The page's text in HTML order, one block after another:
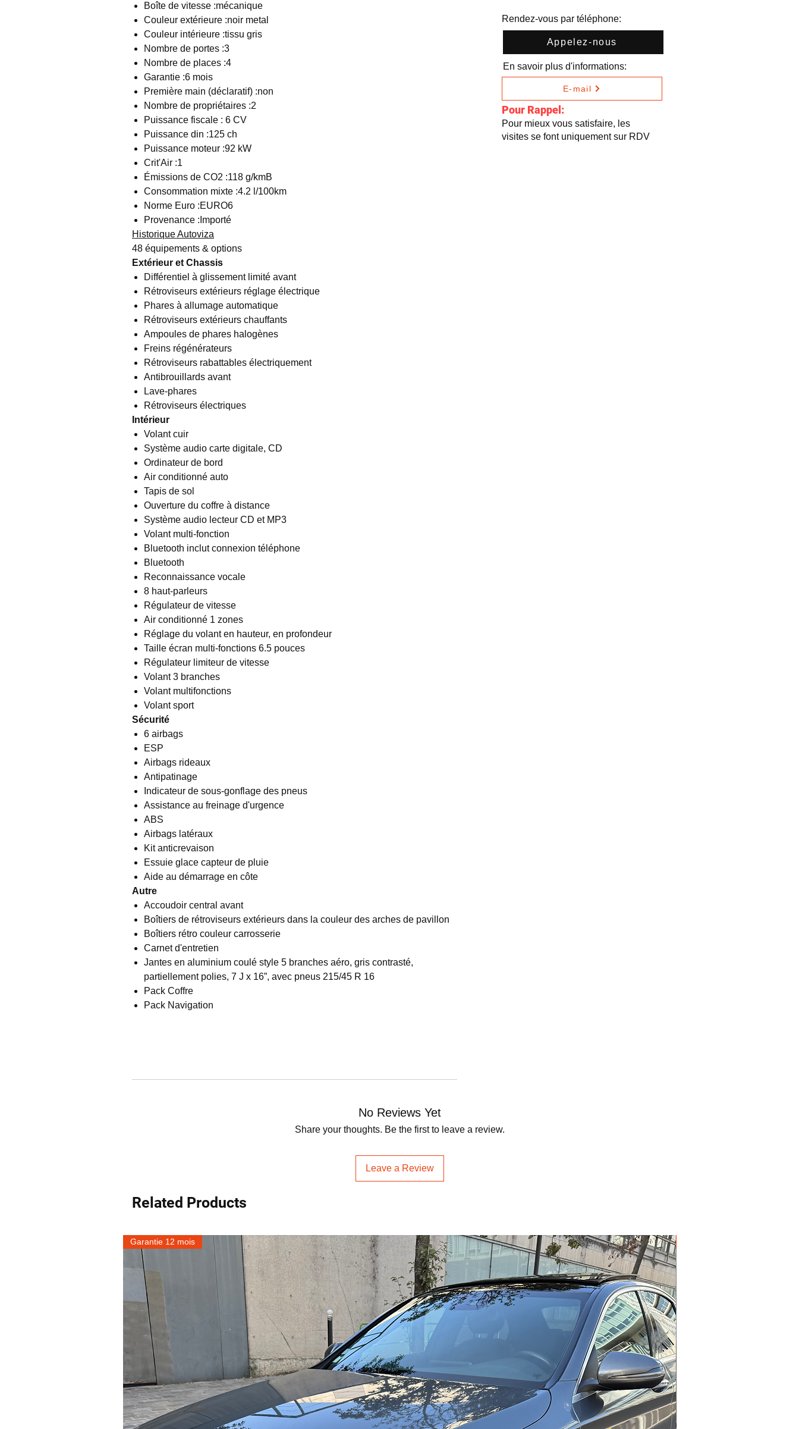
Boîte de vitesse :mécanique
Couleur extérieure :noir metal
Couleur intérieure :tissu gris
Nombre de portes :3
Nombre de places :4
Garantie :6 mois
Première main (déclaratif) :non
Nombre de propriétaires :2
Puissance fiscale : 6 CV
Puissance din :125 ch
Puissance moteur :92 kW
Crit'Air :1
Émissions de CO2 :118 g/kmB
Consommation mixte :4.2 l/100km
Norme Euro :EURO6
Provenance :Importé
Historique Autoviza
48 équipements & options
Extérieur et Chassis
Différentiel à glissement limité avant
Rétroviseurs extérieurs réglage électrique
Phares à allumage automatique
Rétroviseurs extérieurs chauffants
Ampoules de phares halogènes
Freins régénérateurs
Rétroviseurs rabattables électriquement
Antibrouillards avant
Lave-phares
Rétroviseurs électriques
Intérieur
Volant cuir
Système audio carte digitale, CD
Ordinateur de bord
Air conditionné auto
Tapis de sol
Ouverture du coffre à distance
Système audio lecteur CD et MP3
Volant multi-fonction
Bluetooth inclut connexion téléphone
Bluetooth
Reconnaissance vocale
8 haut-parleurs
Régulateur de vitesse
Air conditionné 1 zones
Réglage du volant en hauteur, en profondeur
Taille écran multi-fonctions 6.5 pouces
Régulateur limiteur de vitesse
Volant 3 branches
Volant multifonctions
Volant sport
Sécurité
6 airbags
ESP
Airbags rideaux
Antipatinage
Indicateur de sous-gonflage des pneus
Assistance au freinage d'urgence
ABS
Airbags latéraux
Kit anticrevaison
Essuie glace capteur de pluie
Aide au démarrage en côte
Autre
Accoudoir central avant
Boîtiers de rétroviseurs extérieurs dans la couleur des arches de pavillon
Boîtiers rétro couleur carrosserie
Carnet d'entretien
Jantes en aluminium coulé style 5 branches aéro, gris contrasté,
partiellement polies, 7 J x 16”, avec pneus 215/45 R 16
Pack Coffre
Pack Navigation
No Reviews Yet
Share your thoughts. Be the first to leave a review.
Leave a Review
Rendez-vous par téléphone:
Appelez-nous
En savoir plus d'informations:
E-mail
Pour Rappel:
Pour mieux vous satisfaire, les
visites se font uniquement sur RDV
Related Products
Garantie 12 mois